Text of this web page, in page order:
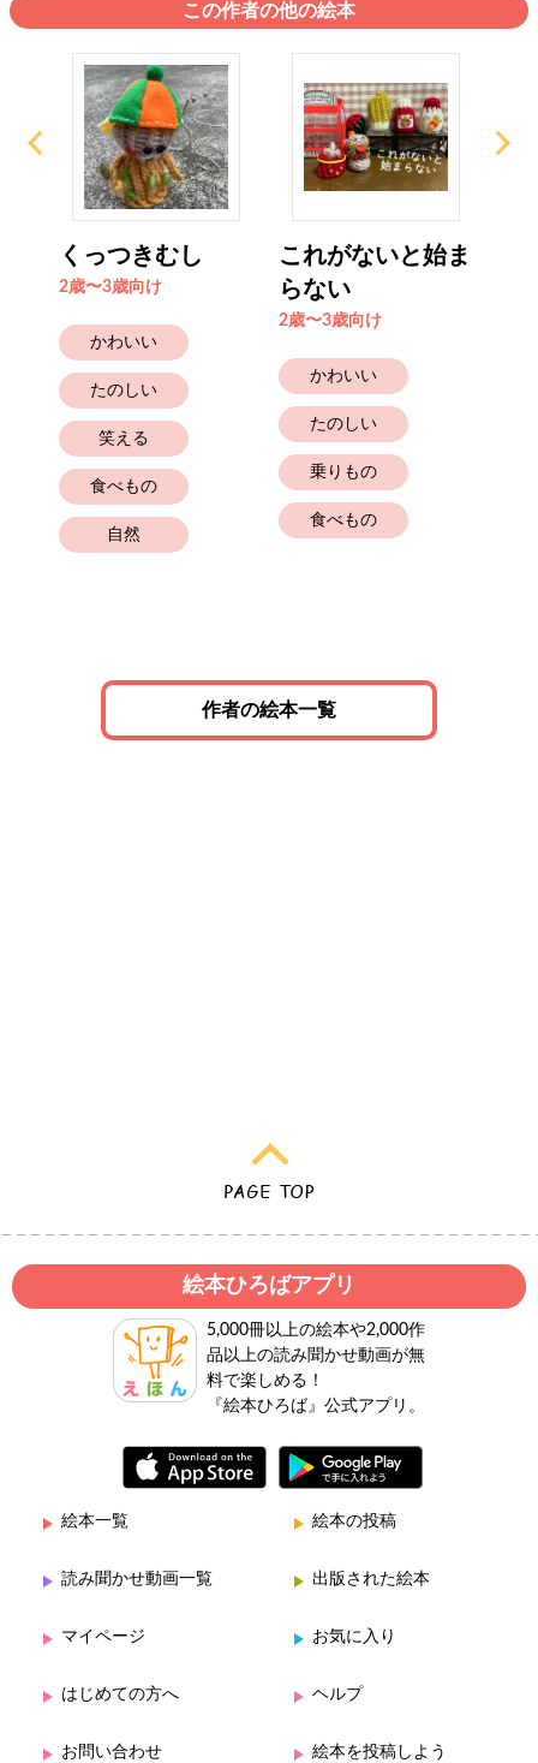
この作者の他の絵本
くっつきむし
2歳〜3歳向け
かわいい
たのしい
笑える
食べもの
自然
これがないと始ま
らない
2歳〜3歳向け
かわいい
たのしい
乗りもの
食べもの
作者の絵本一覧
絵本ひろばアプリ
5,000冊以上の絵本や2,000作
品以上の読み聞かせ動画が無
料で楽しめる！
『絵本ひろば』公式アプリ。
絵本一覧 絵本の投稿
読み聞かせ動画一覧 出版された絵本
マイページ お気に入り
はじめての方へ ヘルプ
お問い合わせ 絵本を投稿しよう